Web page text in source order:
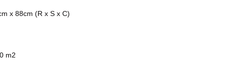
x 88cm (R x S x C)
m2